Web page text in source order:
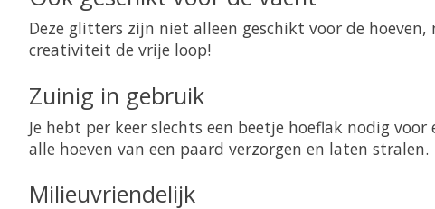
Deze glitters zijn niet alleen geschikt voor de
creativiteit de vrije loop!
Zuinig in gebruik
Je hebt per keer slechts een beetje hoeflak nodig
alle hoeven van een paard verzorgen en laten stralen.
Milieuvriendelijk